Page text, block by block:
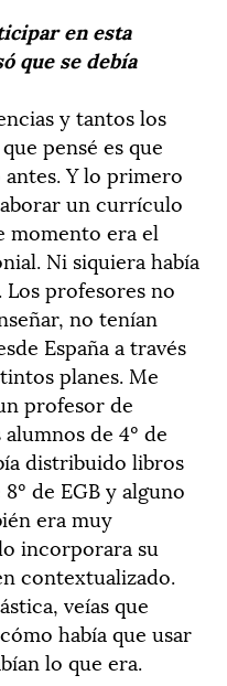
en esta
que se debía
y tantos los
pensé es que
Y lo primero
un currículo
momento era el
Ni siquiera había
profesores no
no tenían
España a través
planes. Me
profesor de
de 4º de
distribuido libros
de EGB y alguno
era muy
incorporara su
contextualizado.
veías que
había que usar
lo que era.